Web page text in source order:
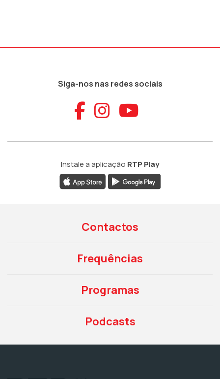
Siga-nos nas redes sociais
Aceder ao
Aceder ao
Aceder
Instale a aplicação RTP Play
Contactos
Frequências
Programas
Podcasts